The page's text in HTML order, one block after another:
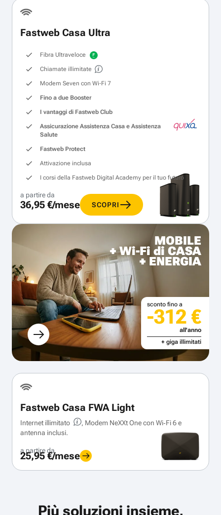
Fastweb Casa Ultra
Fibra Ultraveloce
Chiamate illimitate
Modem Seven con Wi‑Fi 7
Fino a due Booster
I vantaggi di Fastweb Club
Assicurazione Assistenza Casa e Assistenza
Salute
Fastweb Protect
Attivazione inclusa
I corsi della Fastweb Digital Academy per il tuo futuro
a partire da
36,95 €/mese SCOPRI
MOBILE
+ Wi-Fi di CASA
+ ENERGIA
sconto fino a
-312 €
all'anno
+ giga illimitati
Fastweb Casa FWA Light
Internet illimitato
, Modem NeXXt One con Wi‑Fi 6 e
antenna inclusi.
a partire da
25,95 €/mese
Più soluzioni insieme,